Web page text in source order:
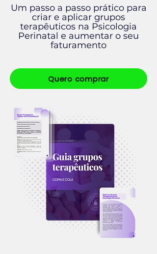
Um passo a passo prático para
criar e aplicar grupos
terapêuticos na Psicologia
Perinatal e aumentar o seu
faturamento
Quero comprar